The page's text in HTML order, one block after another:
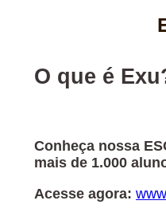
O que é
Conheça nossa
mais de 1.000
Acesse agora: